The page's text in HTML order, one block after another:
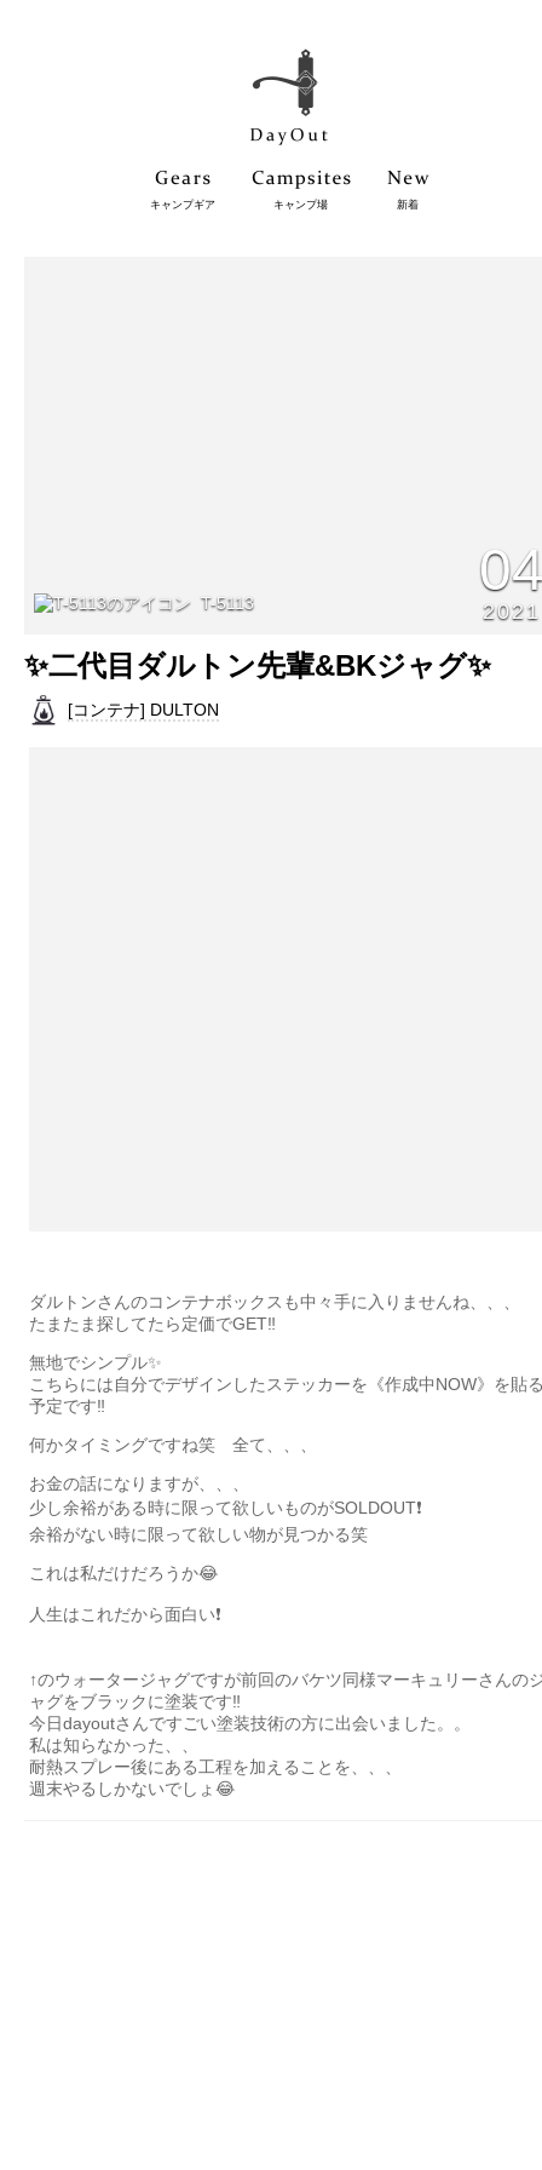
キャンプギア キャンプ場 新着
T-5113 2021
✨二代目ダルトン先輩&BKジャグ✨
[コンテナ] DULTON
ダルトンさんのコンテナボックスも中々手に入りませんね、、、
たまたま探してたら定価でGET‼️
無地でシンプル✨
こちらには自分でデザインしたステッカーを《作成中NOW》を貼
予定です‼️
何かタイミングですね笑 全て、、、
お金の話になりますが、、、
少し余裕がある時に限って欲しいものがSOLDOUT❗️
余裕がない時に限って欲しい物が見つかる笑
これは私だけだろうか😂
人生はこれだから面白い❗️
↑のウォータージャグですが前回のバケツ同様マーキュリーさんの
ャグをブラックに塗装です‼️
今日dayoutさんですごい塗装技術の方に出会いました。。
私は知らなかった、、
耐熱スプレー後にある工程を加えることを、、、
週末やるしかないでしょ😂